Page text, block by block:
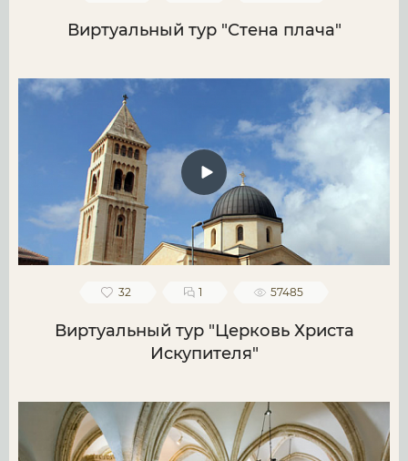
Виртуальный тур "Стена плача"
32 1 57485
Виртуальный тур "Церковь Христа
Искупителя"